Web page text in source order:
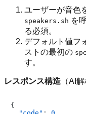
ユーザーが音色
speakers.sh を
る必須。
デフォルト値フ
ストの最初の
す。
レスポンス構造 （AI
{